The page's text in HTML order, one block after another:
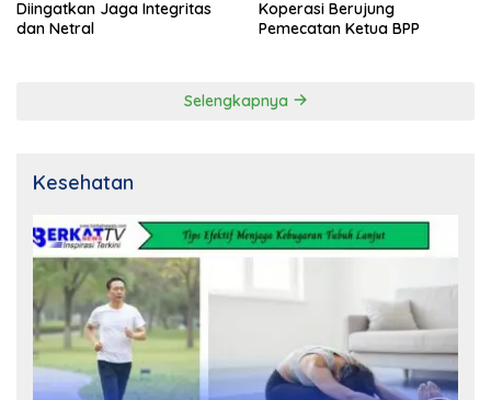
Diingatkan Jaga Integritas
dan Netral
Koperasi Berujung
Pemecatan Ketua BPP
Selengkapnya
Kesehatan